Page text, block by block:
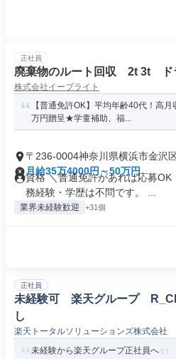
正社員
廃棄物のルート回収 2t 3t ド
株式会社イーブライト
【普通免許OK】平均年齢40代！高
万円贈呈★学童補助、福...
〒236-0004神奈川県横浜市金沢
月給35万4000円～50万円
資格 ＼普通免許があれば応募
務経験・学歴は不問です。 ...
業界未経験歓迎 +31個
正社員
未経験可 楽天グループ
し
楽天トータルソリューションズ株式会社
未経験から楽天グループ正社員へ